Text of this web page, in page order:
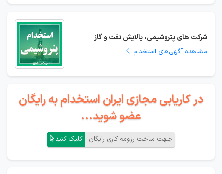
شرکت های پتروشیمی، پالایش نفت و گاز
مشاهده آگهی‌های استخدام
در کاریابی مجازی ایران استخدام به رایگان
عضو شوید...
جـهت ساخت رزومه کاری رایگان کلیک کنید